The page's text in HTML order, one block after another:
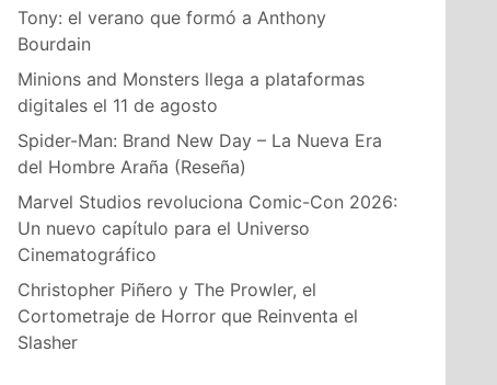
Tony: el verano que formó a Anthony
Bourdain
Minions and Monsters llega a plataformas
digitales el 11 de agosto
Spider-Man: Brand New Day – La Nueva Era
del Hombre Araña (Reseña)
Marvel Studios revoluciona Comic-Con 2026:
Un nuevo capítulo para el Universo
Cinematográfico
Christopher Piñero y The Prowler, el
Cortometraje de Horror que Reinventa el
Slasher